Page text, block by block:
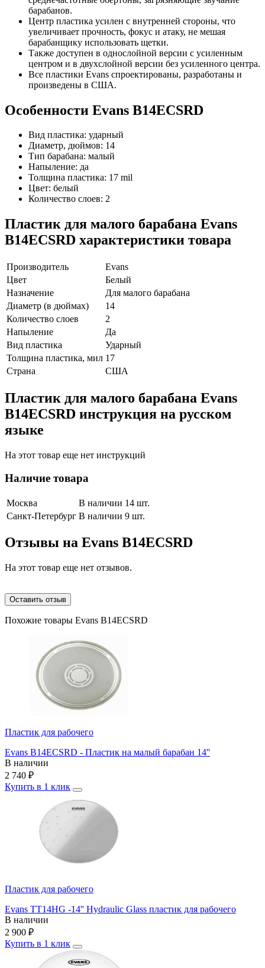
барабанов.
Центр пластика усилен с внутренней стороны, что
увеличивает прочность, фокус и атаку, не мешая
барабанщику использовать щетки.
Также доступен в однослойной версии с усиленным
центром и в двухслойной версии без усиленного центра.
Все пластики Evans спроектированы, разработаны и
произведены в США.
Особенности Evans B14ECSRD
Вид пластика: ударный
Диаметр, дюймов: 14
Тип барабана: малый
Напыление: да
Толщина пластика: 17 mil
Цвет: белый
Количество слоев: 2
Пластик для малого барабана Evans
B14ECSRD характеристики товара
Производитель
Evans
Цвет
Белый
Назначение
Для малого барабана
Диаметр (в дюймах)
14
Количество слоев
2
Напыление
Да
Вид пластика
Ударный
Толщина пластика, мил 17
Страна
США
Пластик для малого барабана Evans
B14ECSRD инструкция на русском
языке
На этот товар еще нет инструкций
Наличие товара
Москва
В наличии 14 шт.
Санкт-Петербург В наличии 9 шт.
Отзывы на Evans B14ECSRD
На этот товар еще нет отзывов.
Оставить отзыв
Похожие товары Evans B14ECSRD
Пластик для рабочего
Evans B14ECSRD - Пластик на малый барабан 14''
В наличии
2 740 ₽
Купить в 1 клик
Пластик для рабочего
Evans TT14HG -14'' Hydraulic Glass пластик для рабочего
В наличии
2 900 ₽
Купить в 1 клик